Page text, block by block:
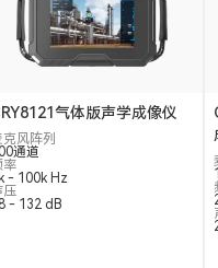
气体版声学成像仪
克风阵列
通道
率
- 100k Hz
压
- 132 dB